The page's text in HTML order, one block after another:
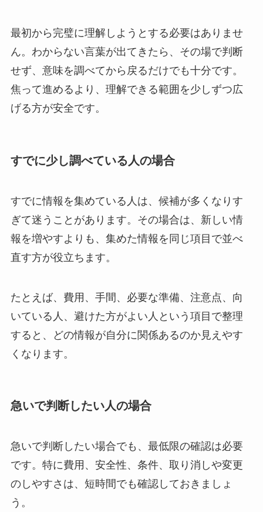
最初から完璧に理解しようとする必要はありませ
ん。わからない言葉が出てきたら、その場で判断
せず、意味を調べてから戻るだけでも十分です。
焦って進めるより、理解できる範囲を少しずつ広
げる方が安全です。
すでに少し調べている人の場合
すでに情報を集めている人は、候補が多くなりす
ぎて迷うことがあります。その場合は、新しい情
報を増やすよりも、集めた情報を同じ項目で並べ
直す方が役立ちます。
たとえば、費用、手間、必要な準備、注意点、向
いている人、避けた方がよい人という項目で整理
すると、どの情報が自分に関係あるのか見えやす
くなります。
急いで判断したい人の場合
急いで判断したい場合でも、最低限の確認は必要
です。特に費用、安全性、条件、取り消しや変更
のしやすさは、短時間でも確認しておきましょ
う。